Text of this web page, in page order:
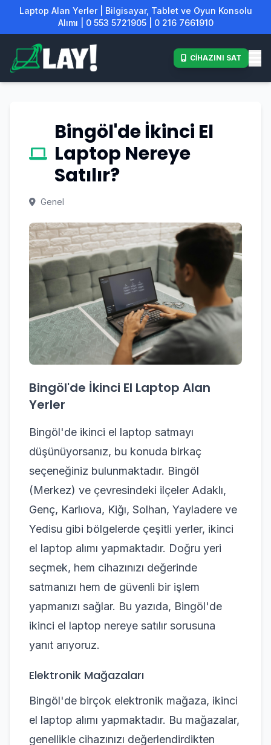
Laptop Alan Yerler | Bilgisayar, Tablet ve Oyun Konsolu
Alımı | 0 553 5721905 | 0 216 7661910
CİHAZINI SAT
Bingöl'de İkinci El
Laptop Nereye
Satılır?
Genel
Bingöl'de İkinci El Laptop Alan
Yerler
Bingöl'de ikinci el laptop satmayı
düşünüyorsanız, bu konuda birkaç
seçeneğiniz bulunmaktadır. Bingöl
(Merkez) ve çevresindeki ilçeler Adaklı,
Genç, Karlıova, Kiğı, Solhan, Yayladere ve
Yedisu gibi bölgelerde çeşitli yerler, ikinci
el laptop alımı yapmaktadır. Doğru yeri
seçmek, hem cihazınızı değerinde
satmanızı hem de güvenli bir işlem
yapmanızı sağlar. Bu yazıda, Bingöl'de
ikinci el laptop nereye satılır sorusuna
yanıt arıyoruz.
Elektronik Mağazaları
Bingöl'de birçok elektronik mağaza, ikinci
el laptop alımı yapmaktadır. Bu mağazalar,
genellikle cihazınızı değerlendirdikten